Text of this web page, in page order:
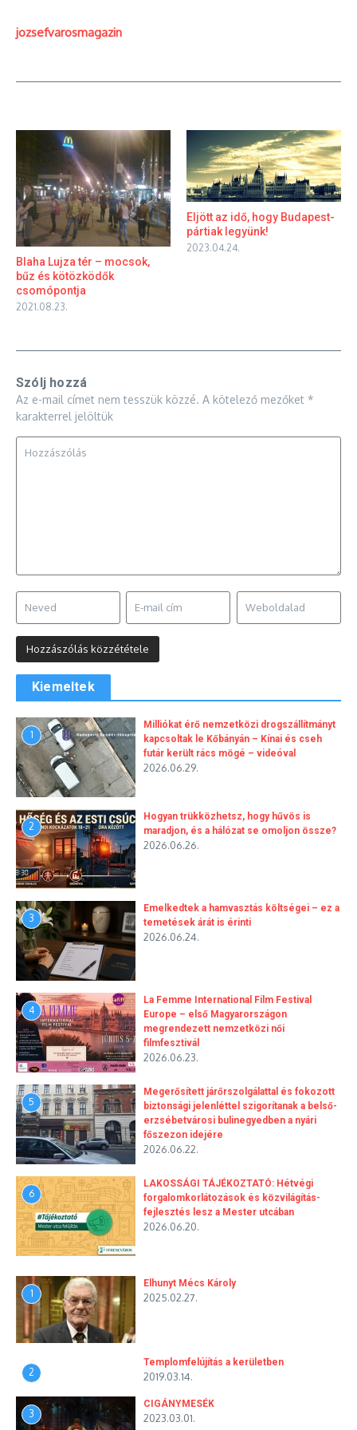
jozsefvarosmagazin
Blaha Lujza tér – mocsok,
bűz és kötözködők
csomópontja
2021.08.23.
Eljött az idő, hogy Budapest-
pártiak legyünk!
2023.04.24.
Szólj hozzá
Az e-mail címet nem tesszük közzé. A kötelező mezőket *
karakterrel jelöltük
Kiemeltek
1
Milliókat érő nemzetközi drogszállítmányt
kapcsoltak le Kőbányán – Kínai és cseh
futár került rács mögé – videóval
2026.06.29.
2
Hogyan trükközhetsz, hogy hűvös is
maradjon, és a hálózat se omoljon össze?
2026.06.26.
3
Emelkedtek a hamvasztás költségei – ez a
temetések árát is érinti
2026.06.24.
4
La Femme International Film Festival
Europe – első Magyarországon
megrendezett nemzetközi női
filmfesztivál
2026.06.23.
5
Megerősített járőrszolgálattal és fokozott
biztonsági jelenléttel szigorítanak a belső-
erzsébetvárosi bulinegyedben a nyári
főszezon idejére
2026.06.22.
6
LAKOSSÁGI TÁJÉKOZTATÓ: Hétvégi
forgalomkorlátozások és közvilágítás-
fejlesztés lesz a Mester utcában
2026.06.20.
1
Elhunyt Mécs Károly
2025.02.27.
2
Templomfelújítás a kerületben
2019.03.14.
3
CIGÁNYMESÉK
2023.03.01.